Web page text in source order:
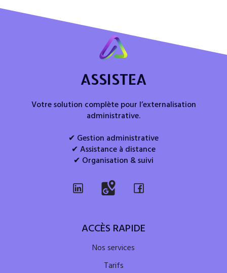
ASSISTEA
Votre solution complète pour l’externalisation
administrative.
✔ Gestion administrative
✔ Assistance à distance
✔ Organisation & suivi
ACCÈS RAPIDE
Nos services
Tarifs